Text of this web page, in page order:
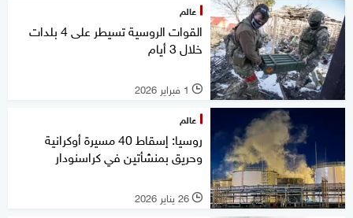
عالم
القوات الروسية تسيطر على 4 بلدات
خلال 3 أيام
l 1 فبراير 2026
عالم
روسيا: إسقاط 40 مسيرة أوكرانية
وحريق بمنشأتين في كراسنودار
l 26 يناير 2026